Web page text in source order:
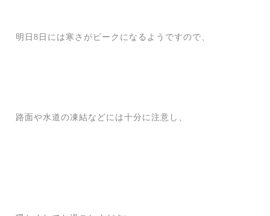
明日8日には寒さがピークになるようですので、
路面や水道の凍結などには十分に注意し、